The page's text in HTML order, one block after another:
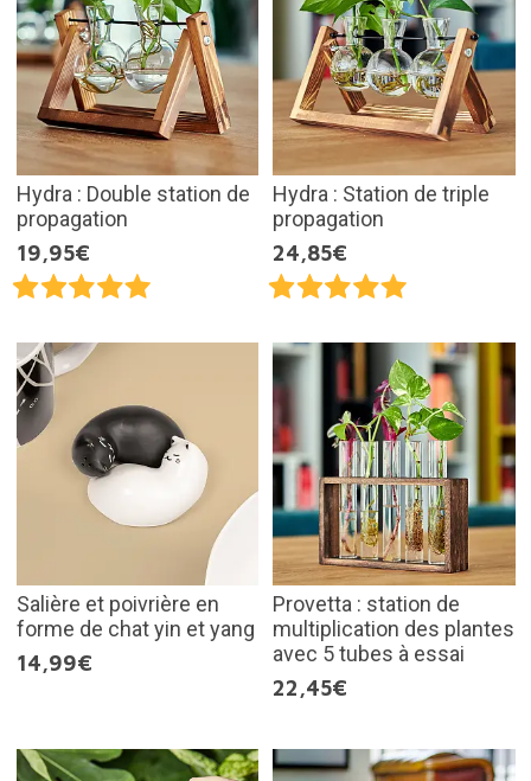
Hydra : Double station de
propagation
19,95€
Hydra : Station de triple
propagation
24,85€
Salière et poivrière en
forme de chat yin et yang
14,99€
Provetta : station de
multiplication des plantes
avec 5 tubes à essai
22,45€